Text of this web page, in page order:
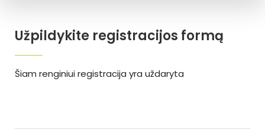
Užpildykite registracijos formą
Šiam renginiui registracija yra uždaryta